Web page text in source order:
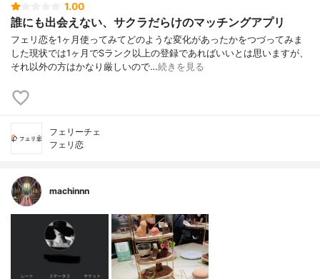
1.00
誰にも出会えない、サクラだらけのマッチングアプリ
フェリ恋を1ヶ月使ってみてどのような変化があったかをつづってみま
した現状では1ヶ月でSランク以上の登録であればいいとは思いますが、
それ以外の方はかなり厳しいので…続きを見る
フェリーチェ
フェリ恋
machinnn